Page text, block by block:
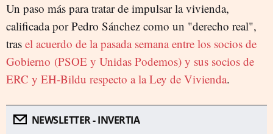
Un paso más para tratar de impulsar la vivienda,
calificada por Pedro Sánchez como un "derecho real",
tras el acuerdo de la pasada semana entre los socios de
Gobierno (PSOE y Unidas Podemos) y sus socios de
ERC y EH-Bildu respecto a la Ley de Vivienda.
NEWSLETTER - INVERTIA